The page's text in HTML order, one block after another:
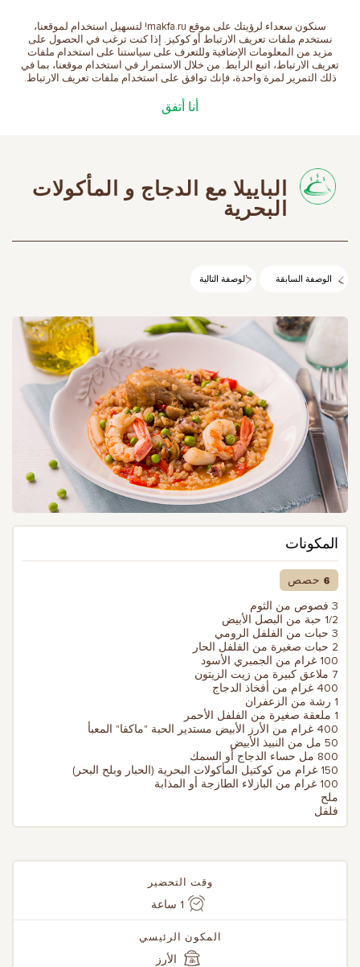
سنكون سعداء لرؤيتك على موقع makfa.ru! لتسهيل استخدام لموقعنا،
نستخدم ملفات تعريف الارتباط أو كوكيز. إذا كنت ترغب في الحصول على
مزيد من المعلومات الإضافية وللتعرف على سياستنا على استخدام ملفات
تعريف الارتباط، اتبع الرابط. من خلال الاستمرار في استخدام موقعنا، بما في
ذلك التمرير لمرة واحدة، فإنك توافق على استخدام ملفات تعريف الارتباط.
أنا أتفق
العربية
الوصفات
الباييلا مع الدجاج و المأكولات
البحرية
الوصفة السابقة الوصفة التالية
المكونات
6 حصص
3 فصوص من الثوم
1/2 حبة من البصل الأبيض
3 حبات من الفلفل الرومي
2 حبات صغيرة من الفلفل الحار
100 غرام من الجمبري الأسود
7 ملاعق كبيرة من زيت الزيتون
400 غرام من أفخاذ الدجاج
1 رشة من الزعفران
1 ملعقة صغيرة من الفلفل الأحمر
400 غرام من الأرز الأبيض مستدير الحبة "ماكفا" المعبأ
50 مل من النبيذ الأبيض
800 مل حساء الدجاج أو السمك
150 غرام من كوكتيل المأكولات البحرية (الحبار وبلح البحر)
100 غرام من البازلاء الطازجة أو المذابة
ملح
فلفل
وقت التحضير
1 ساعة
المكون الرئيسي
الأرز